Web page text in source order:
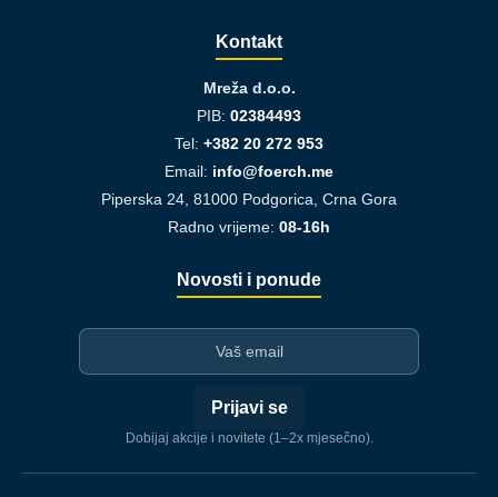
Kontakt
Mreža d.o.o.
PIB: 02384493
Tel: +382 20 272 953
Email: info@foerch.me
Piperska 24, 81000 Podgorica, Crna Gora
Radno vrijeme: 08-16h
Novosti i ponude
Prijavi se
Dobijaj akcije i novitete (1–2x mjesečno).